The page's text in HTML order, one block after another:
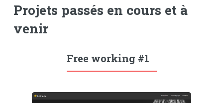
Projets passés en cours et à
venir
Free working #1